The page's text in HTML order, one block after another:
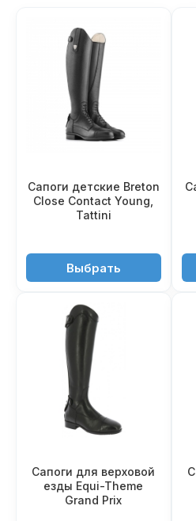
Сапоги детские Breton
Close Contact Young,
Tattini
31'950 ₽Выбрать
Сапоги для верxовой
езды Equi-Theme
Grand Prix